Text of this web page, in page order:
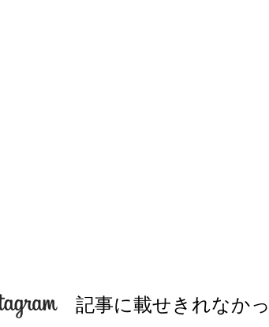
記事に載せきれなか